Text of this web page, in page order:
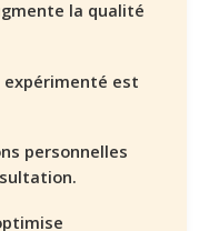
la qualité
expérimenté est
personnelles